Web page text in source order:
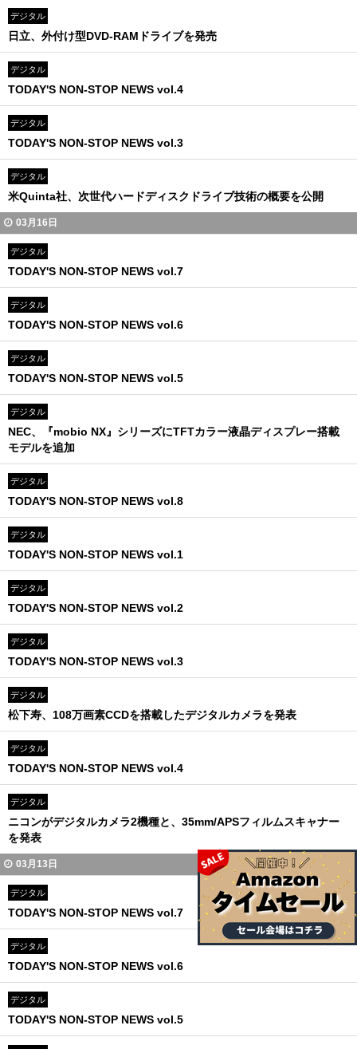
デジタル
日立、外付け型DVD-RAMドライブを発売
デジタル
TODAY'S NON-STOP NEWS vol.4
デジタル
TODAY'S NON-STOP NEWS vol.3
デジタル
米Quinta社、次世代ハードディスクドライブ技術の概要を公開
03月16日
デジタル
TODAY'S NON-STOP NEWS vol.7
デジタル
TODAY'S NON-STOP NEWS vol.6
デジタル
TODAY'S NON-STOP NEWS vol.5
デジタル
NEC、『mobio NX』シリーズにTFTカラー液晶ディスプレー搭載
モデルを追加
デジタル
TODAY'S NON-STOP NEWS vol.8
デジタル
TODAY'S NON-STOP NEWS vol.1
デジタル
TODAY'S NON-STOP NEWS vol.2
デジタル
TODAY'S NON-STOP NEWS vol.3
デジタル
松下寿、108万画素CCDを搭載したデジタルカメラを発表
デジタル
TODAY'S NON-STOP NEWS vol.4
デジタル
ニコンがデジタルカメラ2機種と、35mm/APSフィルムスキャナー
を発表
03月13日
デジタル
TODAY'S NON-STOP NEWS vol.7
デジタル
TODAY'S NON-STOP NEWS vol.6
デジタル
TODAY'S NON-STOP NEWS vol.5